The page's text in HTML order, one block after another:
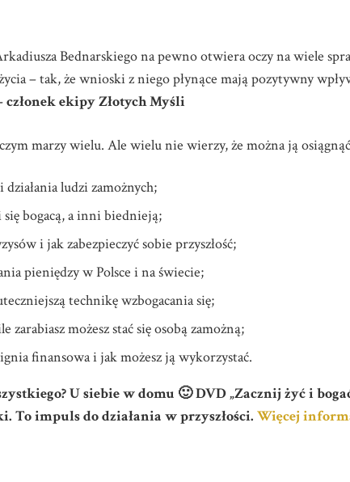
Bednarskiego na pewno otwiera oczy na wiele
– tak, że wnioski z niego płynące mają pozytywny
członek ekipy Złotych Myśli
marzy wielu. Ale wielu nie wierzy, że można ją
ludzi zamożnych;
bogacą, a inni biednieją;
i jak zabezpieczyć sobie przyszłość;
pieniędzy w Polsce i na świecie;
technikę wzbogacania się;
zarabiasz możesz stać się osobą zamożną;
finansowa i jak możesz ją wykorzystać.
U siebie w domu 🙂 DVD „Zacznij żyć i
impuls do działania w przyszłości. Więcej